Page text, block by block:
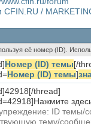
/
её номер (ID).
Номер (ID) темы[/
Номер (ID) темы]
thread]
ID темы/
тему/